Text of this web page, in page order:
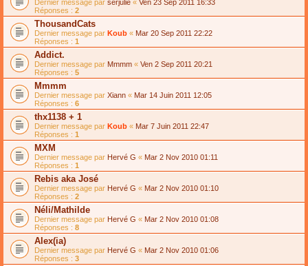
Dernier message par serjulie « Ven 23 Sep 2011 16:33
Réponses : 2
ThousandCats
Dernier message par Koub « Mar 20 Sep 2011 22:22
Réponses : 1
Addict.
Dernier message par Mmmm « Ven 2 Sep 2011 20:21
Réponses : 5
Mmmm
Dernier message par Xiann « Mar 14 Juin 2011 12:05
Réponses : 6
thx1138 + 1
Dernier message par Koub « Mar 7 Juin 2011 22:47
Réponses : 1
MXM
Dernier message par Hervé G « Mar 2 Nov 2010 01:11
Réponses : 1
Rebis aka José
Dernier message par Hervé G « Mar 2 Nov 2010 01:10
Réponses : 2
Néli/Mathilde
Dernier message par Hervé G « Mar 2 Nov 2010 01:08
Réponses : 8
Alex(ia)
Dernier message par Hervé G « Mar 2 Nov 2010 01:06
Réponses : 3